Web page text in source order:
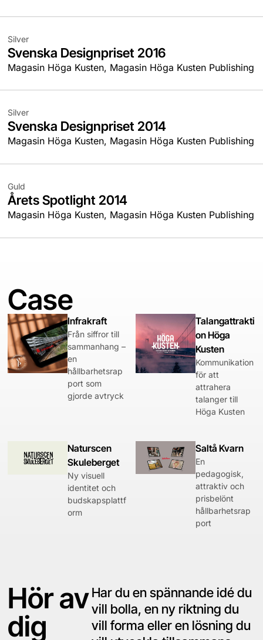
Silver
Svenska Designpriset 2016
Magasin Höga Kusten, Magasin Höga Kusten Publishing
Silver
Svenska Designpriset 2014
Magasin Höga Kusten, Magasin Höga Kusten Publishing
Guld
Årets Spotlight 2014
Magasin Höga Kusten, Magasin Höga Kusten Publishing
Case
Infrakraft
Från siffror till
sammanhang –
en
hållbarhetsrap
port som
gjorde avtryck
Talangattrakti
on Höga
Kusten
Kommunikation
för att
attrahera
talanger till
Höga Kusten
Naturscen
Skuleberget
Ny visuell
identitet och
budskapsplattf
orm
Saltå Kvarn
En
pedagogisk,
attraktiv och
prisbelönt
hållbarhetsrap
port
Hör av
dig
Har du en spännande idé du
vill bolla, en ny riktning du
vill forma eller en lösning du